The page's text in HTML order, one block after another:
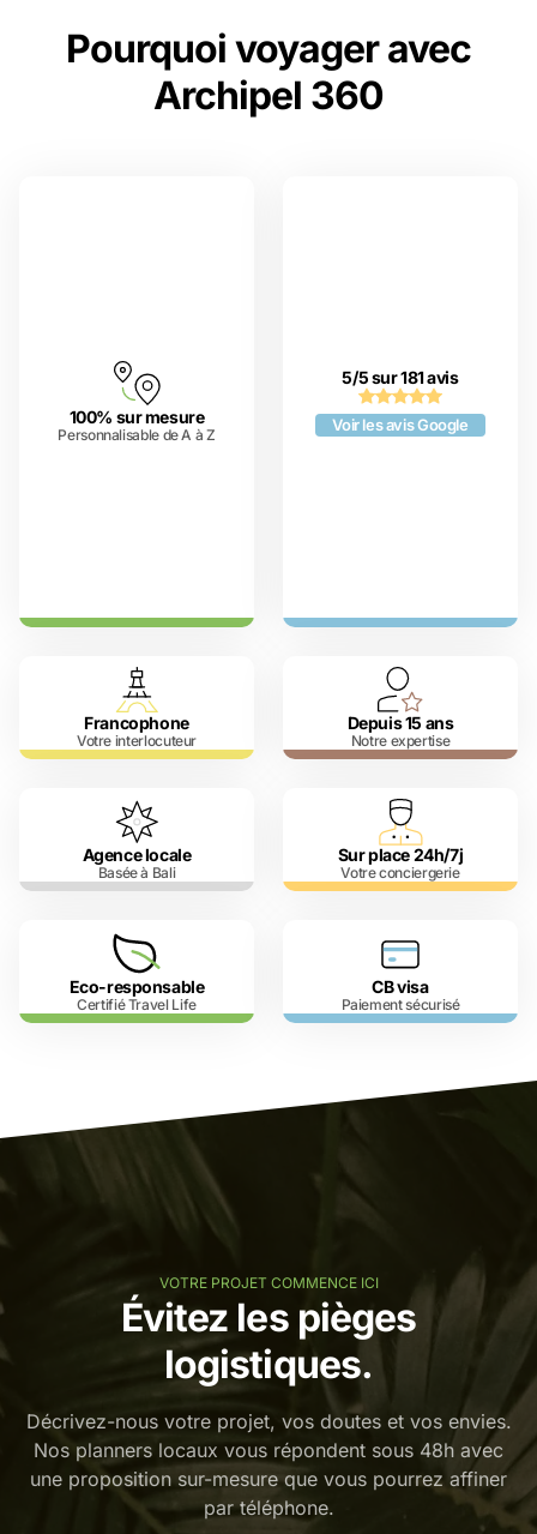
Pourquoi voyager avec
Archipel 360
100% sur mesure
Personnalisable de A à Z
5/5 sur 181 avis
Voir les avis Google
Francophone
Votre interlocuteur
Depuis 15 ans
Notre expertise
Agence locale
Basée à Bali
Sur place 24h/7j
Votre conciergerie
Eco-responsable
Certifié Travel Life
CB visa
Paiement sécurisé
VOTRE PROJET COMMENCE ICI
Évitez les pièges
logistiques.
Décrivez-nous votre projet, vos doutes et vos envies.
Nos planners locaux vous répondent sous 48h avec
une proposition sur-mesure que vous pourrez affiner
par téléphone.